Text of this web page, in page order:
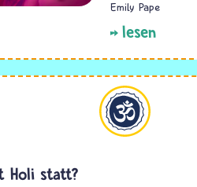
Emily Pape
lesen
Holi statt?